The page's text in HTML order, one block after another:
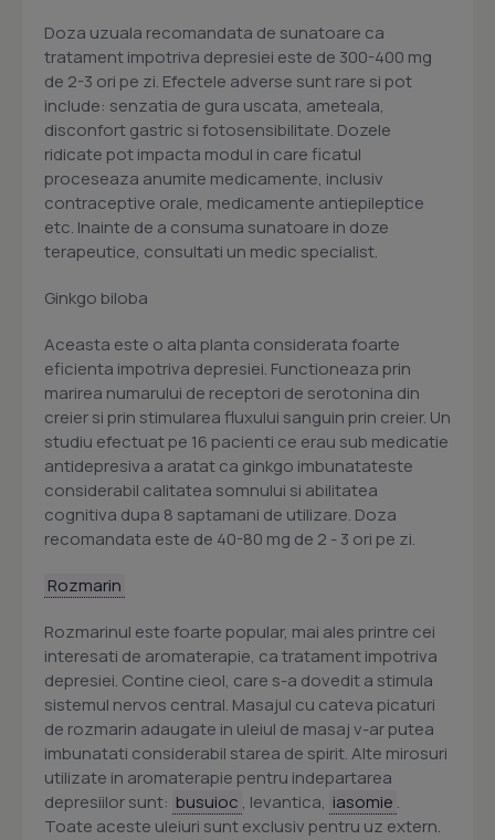
Doza uzuala recomandata de sunatoare ca
tratament impotriva depresiei este de 300-400 mg
de 2-3 ori pe zi. Efectele adverse sunt rare si pot
include: senzatia de gura uscata, ameteala,
disconfort gastric si fotosensibilitate. Dozele
ridicate pot impacta modul in care ficatul
proceseaza anumite medicamente, inclusiv
contraceptive orale, medicamente antiepileptice
etc. Inainte de a consuma sunatoare in doze
terapeutice, consultati un medic specialist.
Ginkgo biloba
Aceasta este o alta planta considerata foarte
eficienta impotriva depresiei. Functioneaza prin
marirea numarului de receptori de serotonina din
creier si prin stimularea fluxului sanguin prin creier. Un
studiu efectuat pe 16 pacienti ce erau sub medicatie
antidepresiva a aratat ca ginkgo imbunatateste
considerabil calitatea somnului si abilitatea
cognitiva dupa 8 saptamani de utilizare. Doza
recomandata este de 40-80 mg de 2 - 3 ori pe zi.
Rozmarin
Rozmarinul este foarte popular, mai ales printre cei
interesati de aromaterapie, ca tratament impotriva
depresiei. Contine cieol, care s-a dovedit a stimula
sistemul nervos central. Masajul cu cateva picaturi
de rozmarin adaugate in uleiul de masaj v-ar putea
imbunatati considerabil starea de spirit. Alte mirosuri
utilizate in aromaterapie pentru indepartarea
depresiilor sunt: busuioc , levantica, iasomie .
Toate aceste uleiuri sunt exclusiv pentru uz extern.